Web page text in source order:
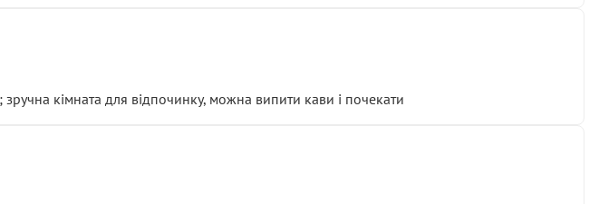
кімната для відпочинку, можна випити кави і почекати